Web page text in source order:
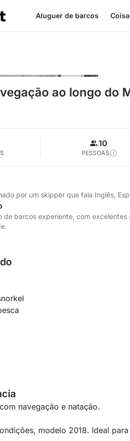
Aluguer de barcos
ao longo do
10
PESSOAS
por um skipper que fala Inglês,
de barcos experiente, com
navegação e natação.
modelo 2018. Ideal